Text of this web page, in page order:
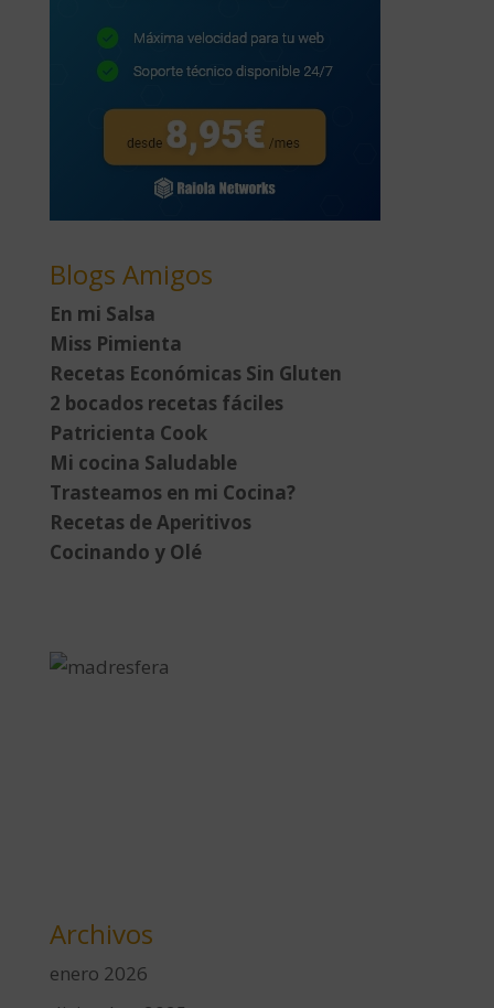
Blogs Amigos
En mi Salsa
Miss Pimienta
Recetas Económicas Sin Gluten
2 bocados recetas fáciles
Patricienta Cook
Mi cocina Saludable
Trasteamos en mi Cocina?
Recetas de Aperitivos
Cocinando y Olé
Archivos
enero 2026